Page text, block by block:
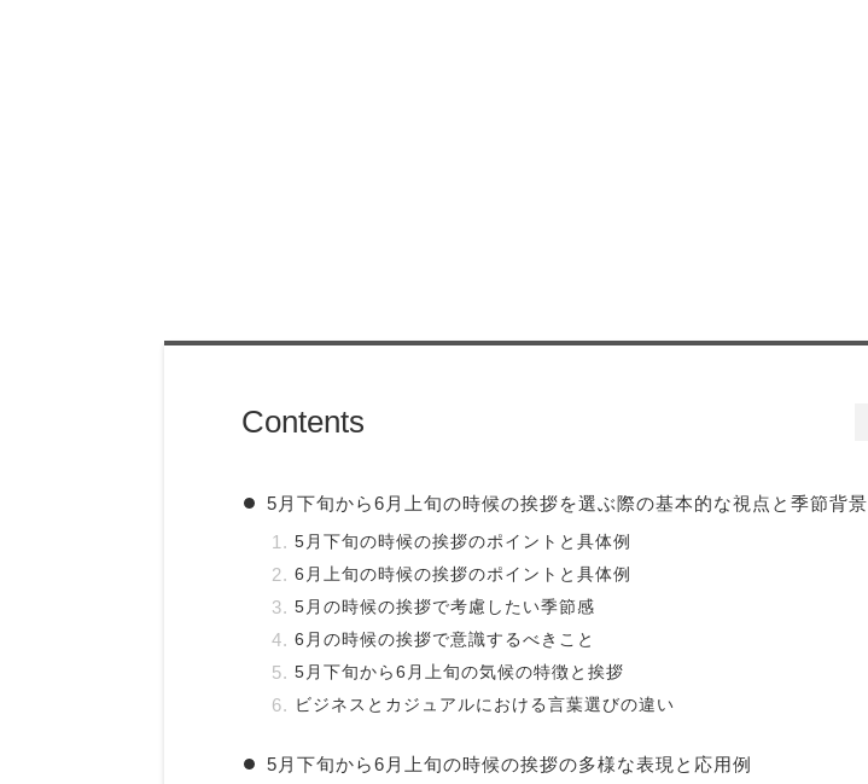
Contents
5月下旬から6月上旬の時候の挨拶を選ぶ際の基本的な視点と季節背景
5月下旬の時候の挨拶のポイントと具体例
6月上旬の時候の挨拶のポイントと具体例
5月の時候の挨拶で考慮したい季節感
6月の時候の挨拶で意識するべきこと
5月下旬から6月上旬の気候の特徴と挨拶
ビジネスとカジュアルにおける言葉選びの違い
5月下旬から6月上旬の時候の挨拶の多様な表現と応用例